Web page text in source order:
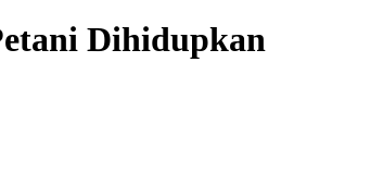
Dihidupkan